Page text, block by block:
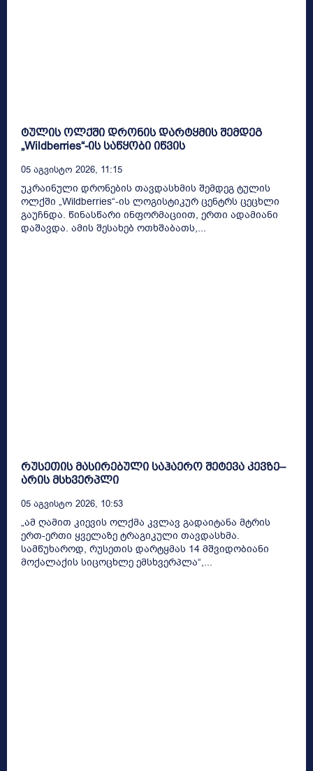
ტულის ოლქში დრონის დარტყმის შემდეგ
„Wildberries“-ის საწყობი იწვის
05 Აგვისტო 2026, 11:15
უკრაინული დრონების თავდასხმის შემდეგ ტულის
ოლქში „Wildberries“-ის ლოგისტიკურ ცენტრს ცეცხლი
გაუჩნდა. წინასწარი ინფორმაციით, ერთი ადამიანი
დაშავდა. ამის შესახებ ოთხშაბათს,...
რუსეთის მასირებული საჰაერო შეტევა კევზე–
არის მსხვერპლი
05 Აგვისტო 2026, 10:53
„ამ ღამით კიევის ოლქმა კვლავ გადაიტანა მტრის
ერთ-ერთი ყველაზე ტრაგიკული თავდასხმა.
სამწუხაროდ, რუსეთის დარტყმას 14 მშვიდობიანი
მოქალაქის სიცოცხლე ემსხვერპლა“,...